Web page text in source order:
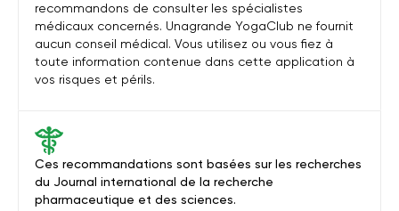
Ces recommandations sont basées sur les recherches
du Journal international de la recherche
pharmaceutique et des sciences.
recommandons de consulter les spécialistes
médicaux concernés. Unagrande YogaClub ne fournit
aucun conseil médical. Vous utilisez ou vous fiez à
toute information contenue dans cette application à
vos risques et périls.